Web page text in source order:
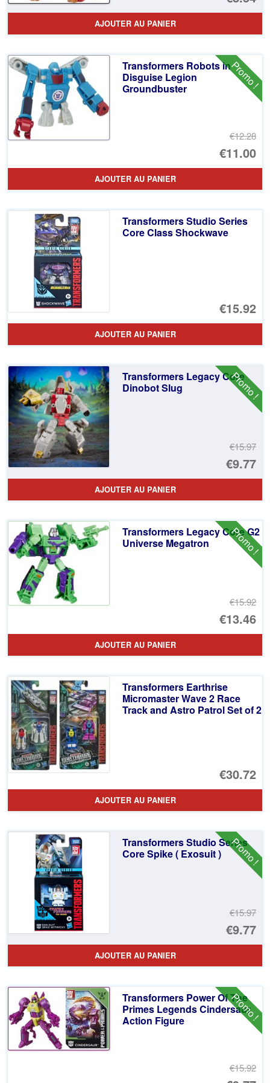
Le
AJOUTER AU PANIER
Promo !
Transformers Robots in
Disguise Legion
Groundbuster
€12.28
Le
€11.00
Le
AJOUTER AU PANIER
Transformers Studio Series
Core Class Shockwave
€15.92
AJOUTER AU PANIER
Promo !
Transformers Legacy Core
Dinobot Slug
€15.97
Le
€9.77
Le
AJOUTER AU PANIER
Promo !
Transformers Legacy Core G2
Universe Megatron
€15.92
Le
€13.46
Le
AJOUTER AU PANIER
Transformers Earthrise
Micromaster Wave 2 Race
Track and Astro Patrol Set of 2
€30.72
AJOUTER AU PANIER
Promo !
Transformers Studio Series
Core Spike ( Exosuit )
€15.97
Le
€9.77
Le
AJOUTER AU PANIER
Promo !
Transformers Power Of The
Primes Legends Cindersaur
Action Figure
€15.92